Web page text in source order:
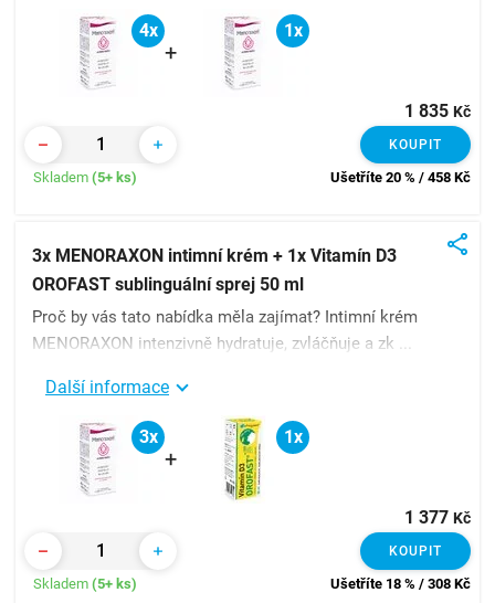
4x
+
1x
1 835 Kč
KOUPIT
Skladem (5+ ks) Ušetříte 20 % / 458 Kč
3x MENORAXON intimní krém + 1x Vitamín D3
OROFAST sublinguální sprej 50 ml
Proč by vás tato nabídka měla zajímat? Intimní krém
MENORAXON intenzivně hydratuje, zvláčňuje a zk ...
Další informace
3x
+
1x
1 377 Kč
KOUPIT
Skladem (5+ ks) Ušetříte 18 % / 308 Kč